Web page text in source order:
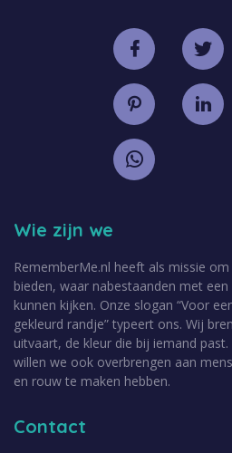
Contact
Wie zijn we
RememberMe.nl heeft als missie
bieden, waar nabestaanden met
kunnen kijken. Onze slogan “Voor
gekleurd randje” typeert ons. Wij
uitvaart, de kleur die bij iemand
willen we ook overbrengen aan
en rouw te maken hebben.